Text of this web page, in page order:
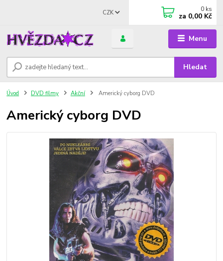
Menu
CZK
Hledat
0 ks
za 0,00 Kč
Úvod DVD filmy Akční Americký cyborg DVD
Americký cyborg DVD